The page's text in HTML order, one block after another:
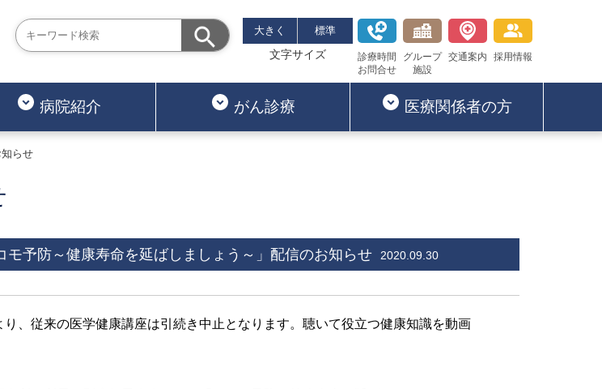
大きく 標準
文字サイズ
診療時間
お問合せ
グループ
施設
交通案内 採用情報
病院紹介 がん診療 医療関係者の方
知らせ
モ予防～健康寿命を延ばしましょう～」配信のお知らせ 2020.09.30
、従来の医学健康講座は引続き中止となります。 聴いて役立つ健康知識を動画